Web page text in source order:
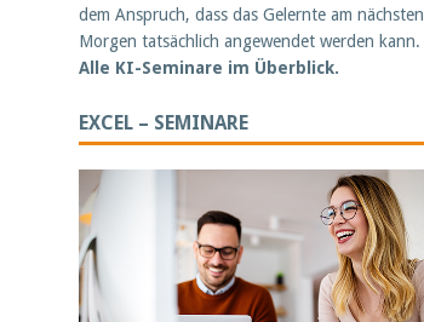
dem Anspruch, dass das Gelernte am nächsten
Morgen tatsächlich angewendet werden kann.
Alle KI-Seminare im Überblick.
EXCEL – SEMINARE